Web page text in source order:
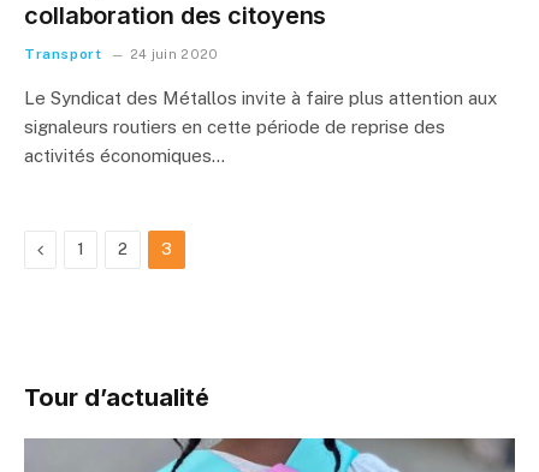
collaboration des citoyens
Transport 24 juin 2020
Le Syndicat des Métallos invite à faire plus attention aux
signaleurs routiers en cette période de reprise des
activités économiques…
Previous
1 2 3
Tour d’actualité